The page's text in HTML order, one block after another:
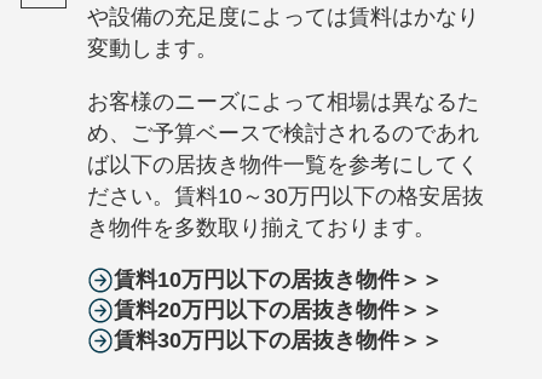
や設備の充足度によっては賃料はかなり
変動します。
お客様のニーズによって相場は異なるた
め、ご予算ベースで検討されるのであれ
ば以下の居抜き物件一覧を参考にしてく
ださい。賃料10～30万円以下の格安居抜
き物件を多数取り揃えております。
賃料10万円以下の居抜き物件＞＞
賃料20万円以下の居抜き物件＞＞
賃料30万円以下の居抜き物件＞＞